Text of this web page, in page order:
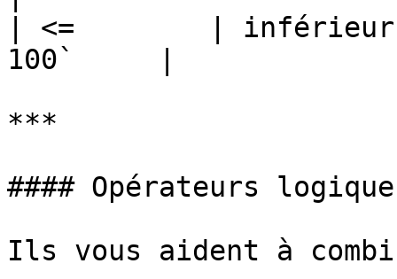
| <=        | inférieur
100`     |
***
#### Opérateurs
Ils vous aident à